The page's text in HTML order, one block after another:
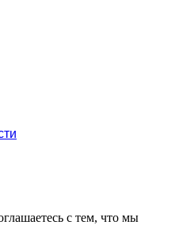
с тем, что мы